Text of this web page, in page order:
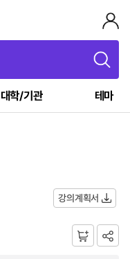
대학/기관 테마
강의계획서